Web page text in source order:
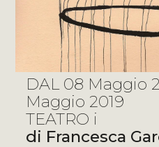
DAL 08 Maggio
Maggio 2019
TEATRO i
di Francesca